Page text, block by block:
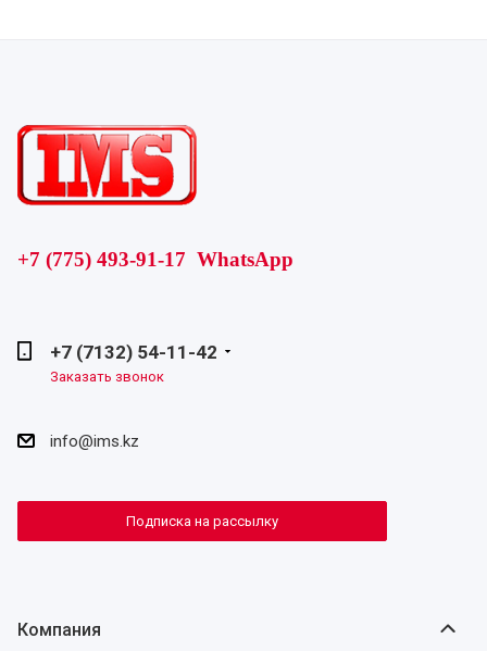
+7 (775) 493-91-17 WhatsApp
+7 (7132) 54-11-42
Заказать звонок
info@ims.kz
Подписка на рассылку
Компания